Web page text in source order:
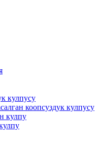
кулпусу
коопсуздук кулпусу
кулпу